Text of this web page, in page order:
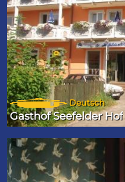
Deutsch
Gasthof Seefelder Hof